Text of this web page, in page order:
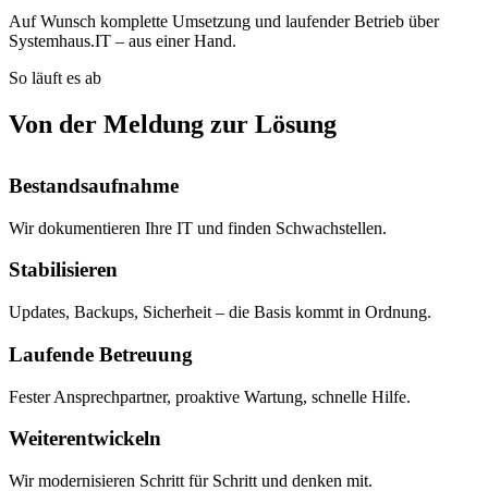
Auf Wunsch komplette Umsetzung und laufender Betrieb über
Systemhaus.IT – aus einer Hand.
So läuft es ab
Von der Meldung zur Lösung
Bestandsaufnahme
Wir dokumentieren Ihre IT und finden Schwachstellen.
Stabilisieren
Updates, Backups, Sicherheit – die Basis kommt in Ordnung.
Laufende Betreuung
Fester Ansprechpartner, proaktive Wartung, schnelle Hilfe.
Weiterentwickeln
Wir modernisieren Schritt für Schritt und denken mit.